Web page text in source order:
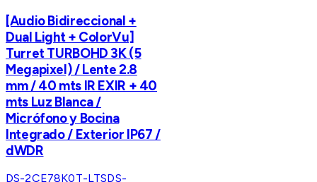
[Audio Bidireccional +
Dual Light + ColorVu]
Turret TURBOHD 3K (5
Megapixel) / Lente 2.8
mm / 40 mts IR EXIR + 40
mts Luz Blanca /
Micrófono y Bocina
Integrado / Exterior IP67 /
dWDR
DS-2CE78K0T-LTSDS-